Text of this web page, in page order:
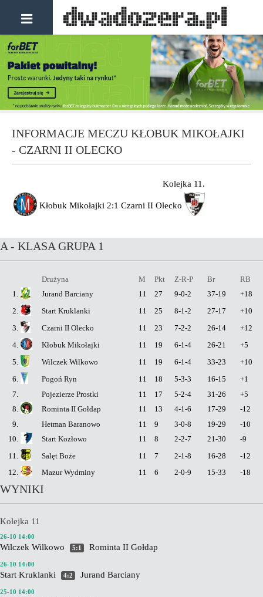
INFORMACJE MECZU KŁOBUK MIKOŁAJKI
- CZARNI II OLECKO
Kolejka 11.
Kłobuk Mikołajki 2:1 Czarni II Olecko
A - KLASA GRUPA 1
Drużyna M Pkt Z-R-P Br
RB
1.
Jurand Barciany 11 27 9-0-2 37-19
+18
2.
Start Kruklanki 11 25 8-1-2 27-17
+10
3.
Czarni II Olecko 11 23 7-2-2 26-14
+12
4.
Kłobuk Mikołajki 11 19 6-1-4 26-21
+5
5.
Wilczek Wilkowo 11 19 6-1-4 33-23
+10
6.
Pogoń Ryn 11 18 5-3-3 16-15
+1
7.
Pojezierze Prostki 11 17 5-2-4 31-26
+5
8.
Rominta II Gołdap 11 13 4-1-6 17-29
-12
9.
Hetman Baranowo 11 9 3-0-8 19-29
-10
10.
Start Kozłowo 11 8 2-2-7 21-30
-9
11.
Salęt Boże 11 7 2-1-8 16-28
-12
12.
Mazur Wydminy 11 6 2-0-9 15-33 -18
WYNIKI
Kolejka 11
26-10 14:00
Wilczek Wilkowo 5:1 Rominta II Gołdap
26-10 14:00
Start Kruklanki 4:2 Jurand Barciany
25-10 14:00